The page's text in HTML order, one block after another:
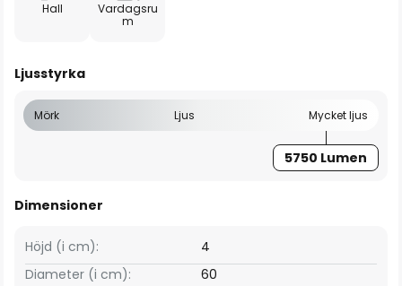
Hall
Vardagsru
m
Ljusstyrka
Mörk Ljus Mycket ljus
5750 Lumen
Dimensioner
Höjd (i cm):
4
Diameter (i cm):
60